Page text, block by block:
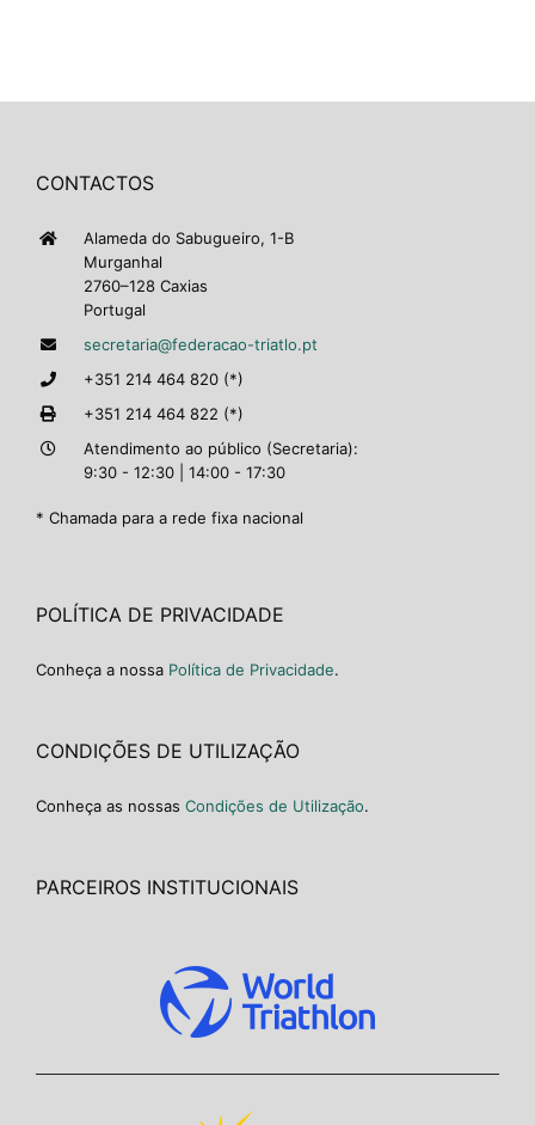
CONTACTOS
Alameda do Sabugueiro, 1-B
Murganhal
2760–128 Caxias
Portugal
secretaria@federacao-triatlo.pt
+351 214 464 820 (*)
+351 214 464 822 (*)
Atendimento ao público (Secretaria):
9:30 - 12:30 | 14:00 - 17:30
* Chamada para a rede fixa nacional
POLÍTICA DE PRIVACIDADE
Conheça a nossa Política de Privacidade.
CONDIÇÕES DE UTILIZAÇÃO
Conheça as nossas Condições de Utilização.
PARCEIROS INSTITUCIONAIS